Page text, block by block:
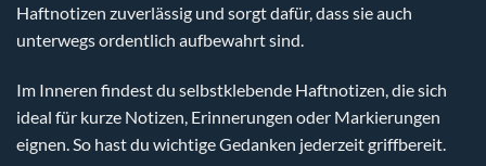
Haftnotizen zuverlässig und sorgt dafür, dass sie auch
unterwegs ordentlich aufbewahrt sind.
Im Inneren findest du selbstklebende Haftnotizen, die sich
ideal für kurze Notizen, Erinnerungen oder Markierungen
eignen. So hast du wichtige Gedanken jederzeit griffbereit.